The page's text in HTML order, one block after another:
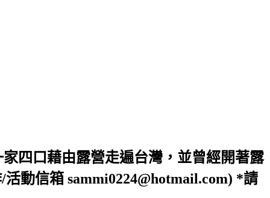
四口藉由露營走遍台灣，並曾經開著露
動信箱 sammi0224@hotmail.com) *請